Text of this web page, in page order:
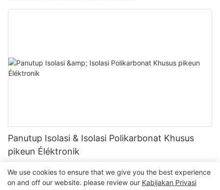
Panutup Isolasi & Isolasi Polikarbonat Khusus
pikeun Éléktronik
We use cookies to ensure that we give you the best experience
on and off our website. please review our Kabijakan Privasi